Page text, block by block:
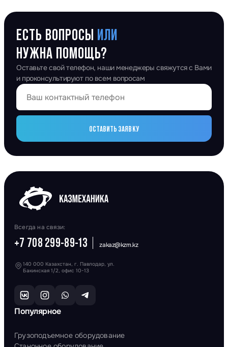
ЕСТЬ ВОПРОСЫ ИЛИ
НУЖНА ПОМОЩЬ?
Оставьте свой телефон, наши менеджеры свяжутся с Вами
и проконсультируют по всем вопросам
ОСТАВИТЬ ЗАЯВКУ
Всегда на связи:
+7 708 299-89-13 zakaz@kzm.kz
140 000 Казахстан, г. Павлодар, ул.
Бакинская 1/2, офис 10-13
Популярное
Грузоподъемное оборудование